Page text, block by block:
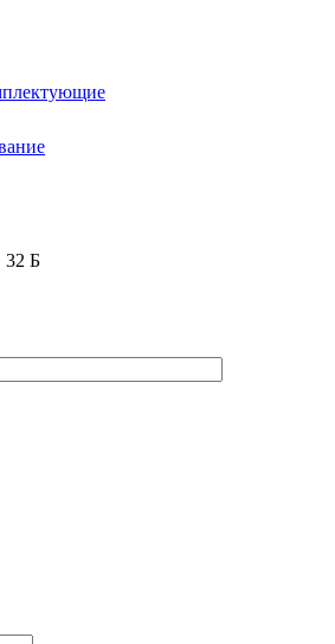
32 Б